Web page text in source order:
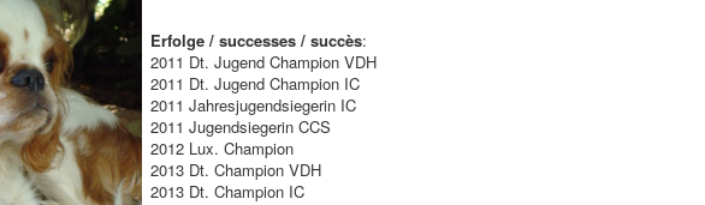
Erfolge / successes / succès:
2011 Dt. Jugend Champion VDH
2011 Dt. Jugend Champion IC
2011 Jahresjugendsiegerin IC
2011 Jugendsiegerin CCS
2012 Lux. Champion
2013 Dt. Champion VDH
2013 Dt. Champion IC